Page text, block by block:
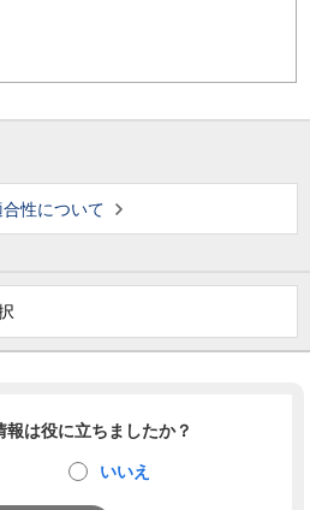
性について
報は役に立ちましたか？
いいえ